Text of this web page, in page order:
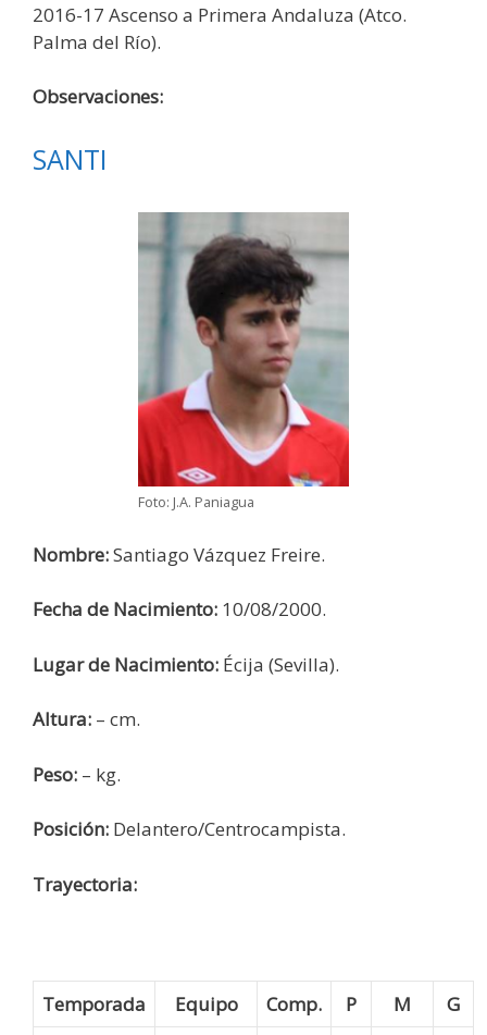
2016-17 Ascenso a Primera Andaluza (Atco.
Palma del Río).
Observaciones:
SANTI
Foto: J.A. Paniagua
Nombre:Santiago Vázquez Freire.
Fecha de Nacimiento: 10/08/2000.
Lugar de Nacimiento: Écija (Sevilla).
Altura: – cm.
Peso: – kg.
Posición: Delantero/Centrocampista.
Trayectoria:
Temporada Equipo Comp. P M G